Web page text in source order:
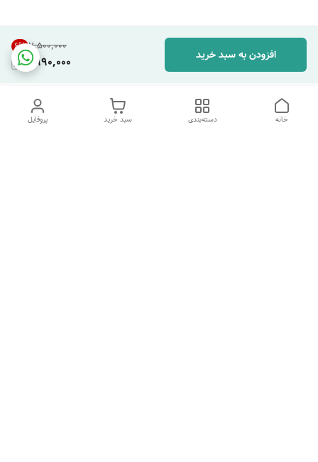
۷٬۵۰۰٬۰۰۰ 6%
6,990,000 افزودن به سبد خرید
پروفایل سبد خرید دسته‌بندی خانه